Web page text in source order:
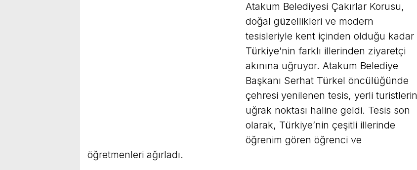
Atakum Belediyesi Çakırlar Korusu,
doğal güzellikleri ve modern
tesisleriyle kent içinden olduğu kadar
Türkiye’nin farklı illerinden ziyaretçi
akınına uğruyor. Atakum Belediye
Başkanı Serhat Türkel öncülüğünde
çehresi yenilenen tesis, yerli turistlerin
uğrak noktası haline geldi. Tesis son
olarak, Türkiye’nin çeşitli illerinde
öğrenim gören öğrenci ve
öğretmenleri ağırladı.